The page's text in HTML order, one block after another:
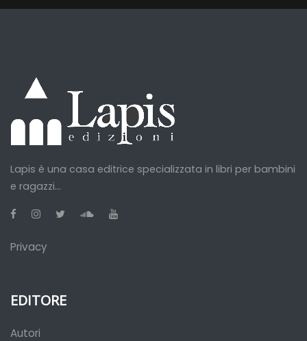
Lapis è una casa editrice specializzata in libri per bambini
e ragazzi...
Privacy
EDITORE
Autori